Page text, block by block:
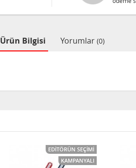
Ürün Bilgisi Yorumlar (0)
EDITÖRÜN SEÇIMI
KAMPANYALI